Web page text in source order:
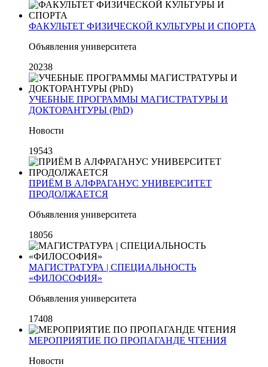
ФАКУЛЬТЕТ ФИЗИЧЕСКОЙ КУЛЬТУРЫ И СПОРТА
Объявления университета
20238
УЧЕБНЫЕ ПРОГРАММЫ МАГИСТРАТУРЫ И
ДОКТОРАНТУРЫ (PhD)
Новости
19543
ПРИЁМ В АЛФРАГАНУС УНИВЕРСИТЕТ
ПРОДОЛЖАЕТСЯ
Объявления университета
18056
МАГИСТРАТУРА | СПЕЦИАЛЬНОСТЬ
«ФИЛОСОФИЯ»
Объявления университета
17408
МЕРОПРИЯТИЕ ПО ПРОПАГАНДЕ ЧТЕНИЯ
Новости